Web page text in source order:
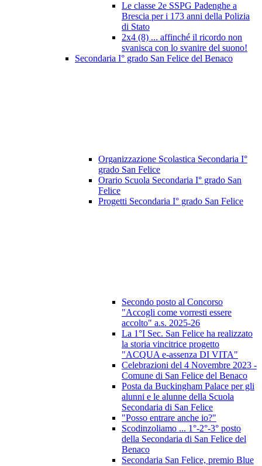
Le classe 2e SSPG Padenghe a
Brescia per i 173 anni della Polizia
di Stato
2x4 (8) ... affinché il ricordo non
svanisca con lo svanire del suono!
Secondaria I° grado San Felice del Benaco
Organizzazione Scolastica Secondaria I°
grado San Felice
Orario Scuola Secondaria I° grado San
Felice
Progetti Secondaria I° grado San Felice
Secondo posto al Concorso
"Accogli come vorresti essere
accolto" a.s. 2025-26
La 1°I Sec. San Felice ha realizzato
la storia vincitrice progetto
"ACQUA e-assenza DI VITA"
Celebrazioni del 4 Novembre 2023 -
Comune di San Felice del Benaco
Posta da Buckingham Palace per gli
alunni e le alunne della Scuola
Secondaria di San Felice
"Posso entrare anche io?"
Scodinzoliamo ... 1°-2°-3° posto
della Secondaria di San Felice del
Benaco
Secondaria San Felice, premio Blue